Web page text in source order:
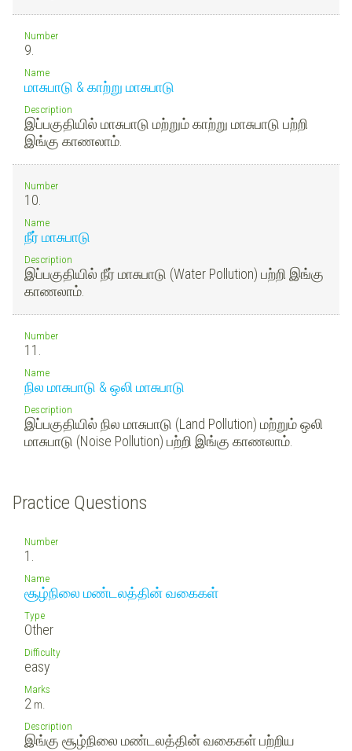
Number
9.
Name
மாசுபாடு & காற்று மாசுபாடு
Description
இப்பகுதியில் மாசுபாடு மற்றும் காற்று மாசுபாடு பற்றி
இங்கு காணலாம்.
Number
10.
Name
நீர் மாசுபாடு
Description
இப்பகுதியில் நீர் மாசுபாடு (Water Pollution) பற்றி இங்கு
காணலாம்.
Number
11.
Name
நில மாசுபாடு & ஒலி மாசுபாடு
Description
இப்பகுதியில் நில மாசுபாடு (Land Pollution) மற்றும் ஒலி
மாசுபாடு (Noise Pollution) பற்றி இங்கு காணலாம்.
Practice Questions
Number
1.
Name
சூழ்நிலை மண்டலத்தின் வகைகள்
Type
Other
Difficulty
easy
Marks
2 m.
Description
இங்கு சூழ்நிலை மண்டலத்தின் வகைகள் பற்றிய